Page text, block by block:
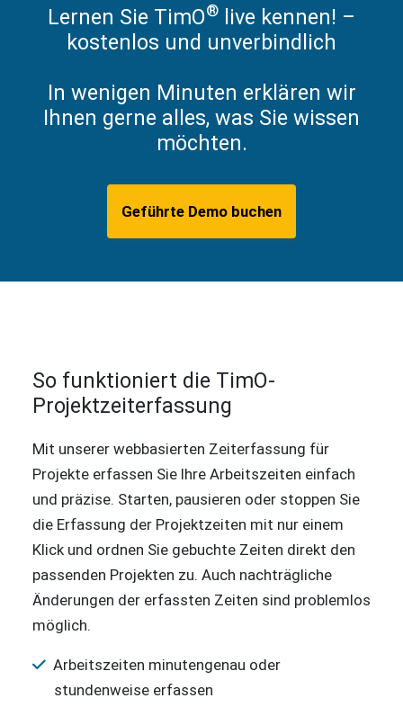
Lernen Sie TimO® live kennen! –
kostenlos und unverbindlich
In wenigen Minuten erklären wir
Ihnen gerne alles, was Sie wissen
möchten.
Geführte Demo buchen
So funktioniert die TimO-
Projektzeiterfassung
Mit unserer webbasierten Zeiterfassung für
Projekte erfassen Sie Ihre Arbeitszeiten einfach
und präzise. Starten, pausieren oder stoppen Sie
die Erfassung der Projektzeiten mit nur einem
Klick und ordnen Sie gebuchte Zeiten direkt den
passenden Projekten zu. Auch nachträgliche
Änderungen der erfassten Zeiten sind problemlos
möglich.
Arbeitszeiten minutengenau oder
stundenweise erfassen